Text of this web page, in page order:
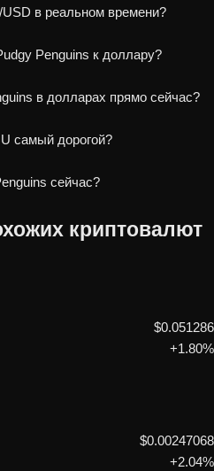
в реальном времени?
Penguins к доллару?
в долларах прямо сейчас?
самый дорогой?
сейчас?
криптовалют
$0.051286
+1.80%
$0.00247068
+2.04%